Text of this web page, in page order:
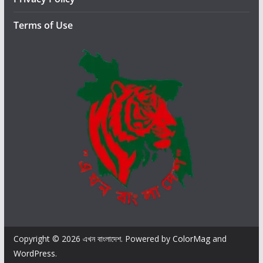
এ
Terms of Use
Copyright © 2026 এখন বাংলাদেশ. Powered by ColorMagand
WordPress.